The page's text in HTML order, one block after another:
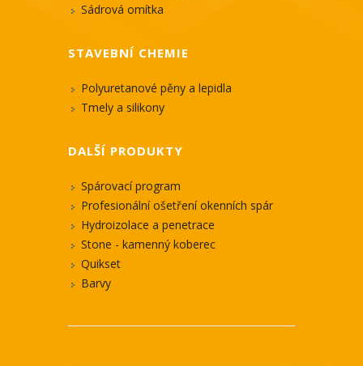
Sádrová omítka
STAVEBNÍ CHEMIE
Polyuretanové pěny a lepidla
Tmely a silikony
DALŠÍ PRODUKTY
Spárovací program
Profesionální ošetření okenních spár
Hydroizolace a penetrace
Stone - kamenný koberec
Quikset
Barvy